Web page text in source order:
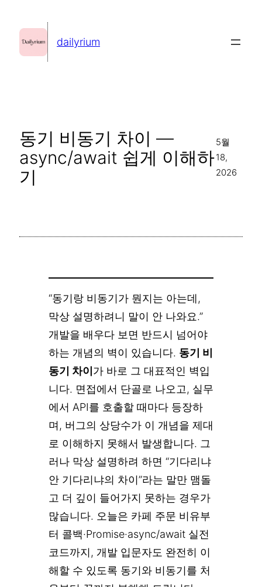
dailyrium
동기 비동기 차이 —
async/await 쉽게 이해하
기
5월
18,
2026
“동기랑 비동기가 뭔지는 아는데,
막상 설명하려니 말이 안 나와요.”
개발을 배우다 보면 반드시 넘어야
하는 개념의 벽이 있습니다. 동기 비
동기 차이가 바로 그 대표적인 벽입
니다. 면접에서 단골로 나오고, 실무
에서 API를 호출할 때마다 등장하
며, 버그의 상당수가 이 개념을 제대
로 이해하지 못해서 발생합니다. 그
러나 막상 설명하려 하면 “기다리냐
안 기다리냐의 차이”라는 말만 맴돌
고 더 깊이 들어가지 못하는 경우가
많습니다. 오늘은 카페 주문 비유부
터 콜백·Promise·async/await 실전
코드까지, 개발 입문자도 완전히 이
해할 수 있도록 동기와 비동기를 처